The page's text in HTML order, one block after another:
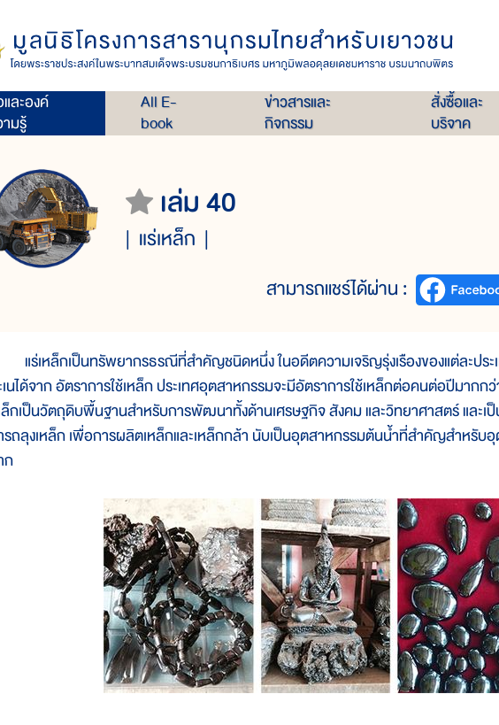
ละองค์
มรู้
All E-
book
ข่าวสารและ
กิจกรรม
สั่งซื้อและ
บริจาค
เล่ม 40
แร่เหล็ก
สามารถแชร์ได้ผ่าน :
แร่เหล็กเป็นทรัพยากรธรณีที่สำคัญชนิดหนึ่ง ในอดีตความเจริญรุ่งเรืองของแต่ละปร
เนได้จาก อัตราการใช้เหล็ก ประเทศอุตสาหกรรมจะมีอัตราการใช้เหล็กต่อคนต่อปีมาก
ล็กเป็นวัตถุดิบพื้นฐานสำหรับการพัฒนาทั้งด้านเศรษฐกิจ สังคม และวิทยาศาสตร์ และ
ถลุงเหล็ก เพื่อการผลิตเหล็กและเหล็กกล้า นับเป็นอุตสาหกรรมต้นน้ำที่สำคัญสำหรับ
ก